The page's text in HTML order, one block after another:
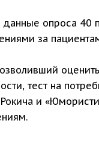
данные опроса 40
за
тест на
и